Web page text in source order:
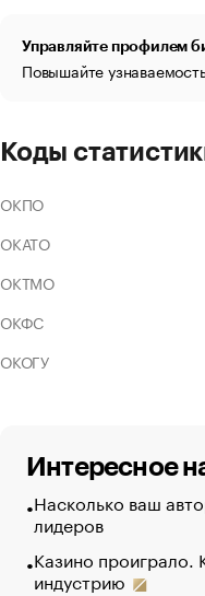
Управляйте профилем
Повышайте
Коды
ОКПО
ОКАТО
ОКТМО
ОКФС
ОКОГУ
Интересное
Насколько ваш
лидеров
Казино
индустрию